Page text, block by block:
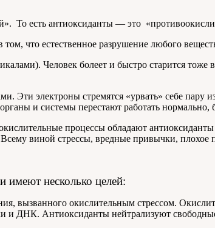
То есть антиоксиданты — это
что естественное разрушение любого
Человек болеет и быстро старится тоже
электроны стремятся «урвать» себе пару
и системы перестают работать нормально,
процессы обладают
виной стрессы, вредные привычки,
имеют несколько целей:
вызванного окислительным стрессом.
и ДНК. Антиоксиданты нейтрализуют